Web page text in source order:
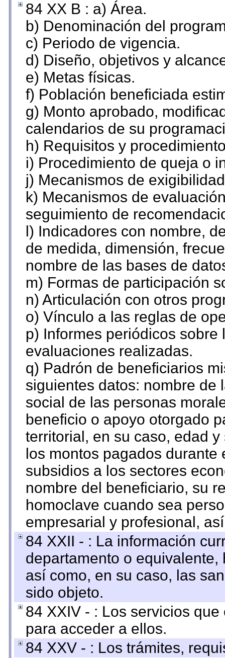
84 XX B : a) Área.
b) Denominación del
c) Periodo de vigencia.
d) Diseño, objetivos y
e) Metas físicas.
f) Población beneficiada
g) Monto aprobado,
calendarios de su
h) Requisitos y
i) Procedimiento de queja o
j) Mecanismos de
k) Mecanismos de
seguimiento de
l) Indicadores con nombre,
de medida, dimensión,
nombre de las bases de
m) Formas de participación
n) Articulación con otros
o) Vínculo a las reglas de
p) Informes periódicos
evaluaciones realizadas.
q) Padrón de beneficiarios
siguientes datos: nombre de
social de las personas
beneficio o apoyo otorgado
territorial, en su caso, edad
los montos pagados
subsidios a los sectores
nombre del beneficiario, su
homoclave cuando sea
empresarial y profesional,
84 XXII - : La información
departamento o
así como, en su caso, las
sido objeto.
84 XXIV - : Los servicios
para acceder a ellos.
84 XXV - : Los trámites,